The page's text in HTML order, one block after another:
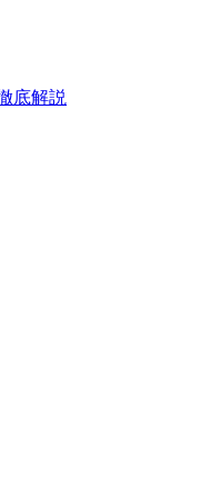
底解説